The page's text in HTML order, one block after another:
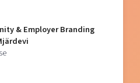
& Employer Branding